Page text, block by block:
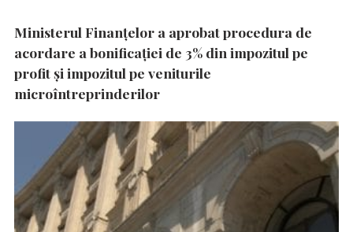
Ministerul Finanțelor a aprobat procedura de
acordare a bonificației de 3% din impozitul pe
profit și impozitul pe veniturile
microîntreprinderilor